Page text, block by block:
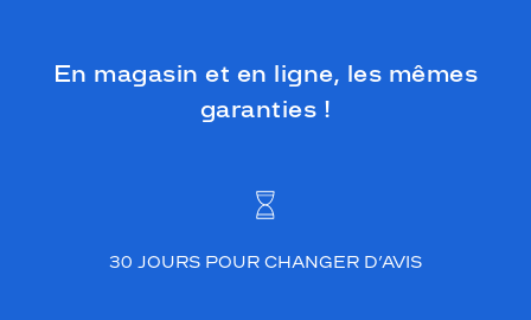
En magasin et en ligne, les mêmes
garanties !
30 JOURS POUR CHANGER D’AVIS